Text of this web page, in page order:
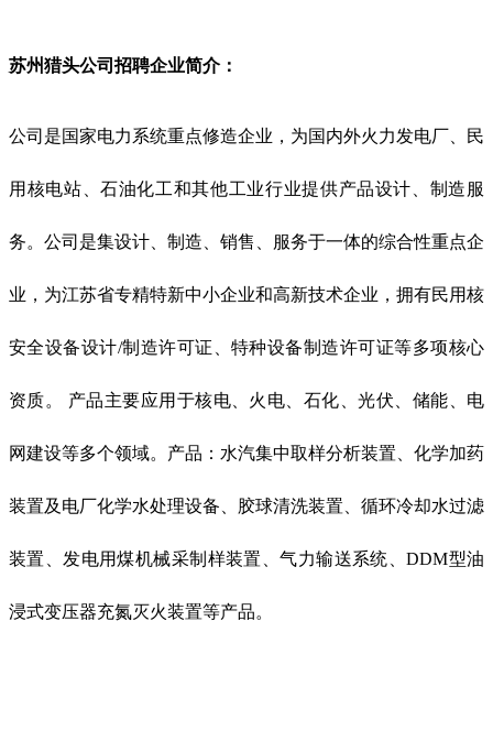
苏州猎头公司招聘企业简介：
公司是国家电力系统重点修造企业，为国内外火力发电厂、民
用核电站、石油化工和其他工业行业提供产品设计、制造服
务。公司是集设计、制造、销售、服务于一体的综合性重点企
业，为江苏省专精特新中小企业和高新技术企业，拥有民用核
安全设备设计/制造许可证、特种设备制造许可证等多项核心
资质。 产品主要应用于核电、火电、石化、光伏、储能、电
网建设等多个领域。产品：水汽集中取样分析装置、化学加药
装置及电厂化学水处理设备、胶球清洗装置、循环冷却水过滤
装置、发电用煤机械采制样装置、气力输送系统、DDM型油
浸式变压器充氮灭火装置等产品。